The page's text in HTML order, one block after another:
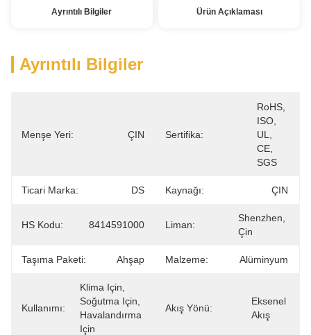
Ayrıntılı Bilgiler Ürün Açıklaması
Ayrıntılı Bilgiler
Menşe Yeri: ÇIN Sertifika:
RoHS,
ISO,
UL,
CE,
SGS
Ticari Marka: DS Kaynağı: ÇIN
HS Kodu: 8414591000 Liman:
Shenzhen,
Çin
Taşıma Paketi: Ahşap Malzeme: Alüminyum
Kullanımı:
Klima Için,
Soğutma Için,
Havalandırma
Için
Akış Yönü:
Eksenel
Akış